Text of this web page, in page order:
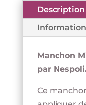
Microcratères
Description
Manchon
par Nespoli.
Ce